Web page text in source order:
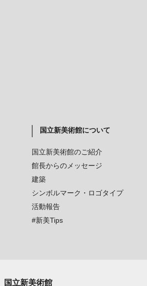
国立新美術館について
国立新美術館のご紹介
館長からのメッセージ
建築
シンボルマーク・ロゴタイプ
活動報告
#新美Tips
国立新美術館